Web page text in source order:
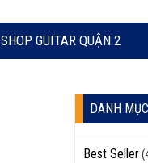
SHOP GUITAR QUẬN 2
DANH
Best Seller